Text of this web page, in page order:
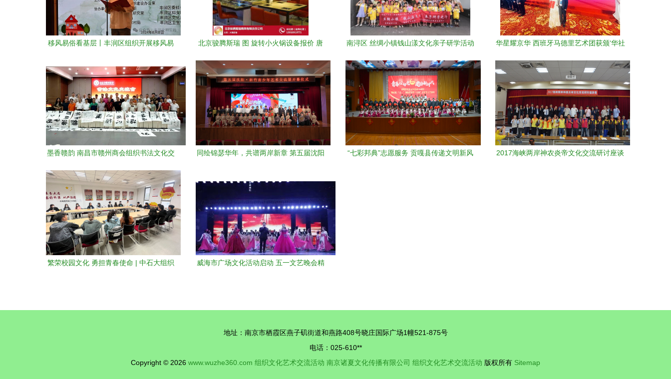
移风易俗看基层丨丰润区组织开展移风易
北京骏腾斯瑞 图 旋转小火锅设备报价 唐
南浔区 丝绸小镇钱山漾文化亲子研学活动
华星耀京华 西班牙马德里艺术团获颁‘华社
墨香赣韵 南昌市赣州商会组织书法文化交
同绘锦瑟华年，共谱两岸新章 第五届沈阳
“七彩邦典”志愿服务 贡嘎县传递文明新风
2017海峡两岸神农炎帝文化交流研讨座谈
繁荣校园文化 勇担青春使命 | 中石大组织
威海市广场文化活动启动 五一文艺晚会精
地址：南京市栖霞区燕子矶街道和燕路408号晓庄国际广场1幢521-875号
电话：025-610**
Copyright © 2026 www.wuzhe360.com 组织文化艺术交流活动 南京诸夏文化传播有限公司 组织文化艺术交流活动 版权所有 Sitemap